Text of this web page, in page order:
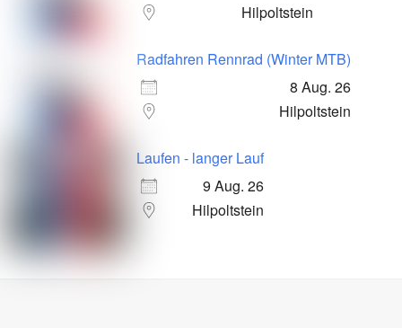
Hilpoltstein
Radfahren Rennrad (Winter MTB)
8 Aug. 26
Hilpoltstein
Laufen - langer Lauf
9 Aug. 26
Hilpoltstein